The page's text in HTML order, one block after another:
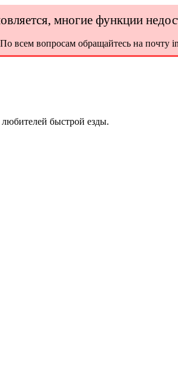
многие функции
всем вопросам обращайтесь на почту
быстрой езды.